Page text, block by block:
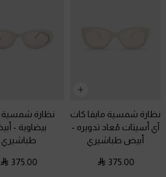
نظارة شمسية مايفا كات
آي أسيتات مُعاد تدويره -
أبيض طباشيري
375.00
نظارة شمسية
بيضاوية -
طباشيري
375.00